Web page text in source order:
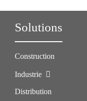
Solutions
Construction
Industrie
Distribution